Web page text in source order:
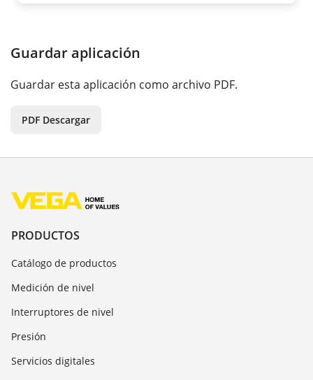
Guardar aplicación
Guardar esta aplicación como archivo PDF.
PDF Descargar
PRODUCTOS
Catálogo de productos
Medición de nivel
Interruptores de nivel
Presión
Servicios digitales